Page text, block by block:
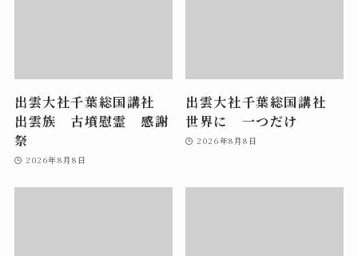
出雲大社千葉総国講社
出雲族 古墳慰霊 感謝
祭
2026年8月8日
出雲大社千葉総国講社
世界に 一つだけ
2026年8月8日